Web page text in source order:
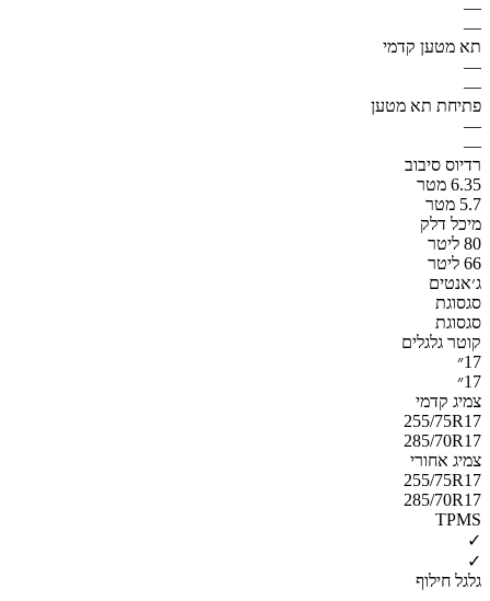
—
—
תא מטען קדמי
—
—
פתיחת תא מטען
—
—
רדיוס סיבוב
6.35 מטר
5.7 מטר
מיכל דלק
80 ליטר
66 ליטר
ג׳אנטים
סגסוגת
סגסוגת
קוטר גלגלים
17״
17״
צמיג קדמי
255/75R17
285/70R17
צמיג אחורי
255/75R17
285/70R17
TPMS
✓
✓
גלגל חילוף